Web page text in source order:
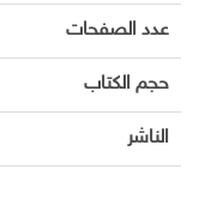
عدد الصفحات
حجم الكتاب
الناشر